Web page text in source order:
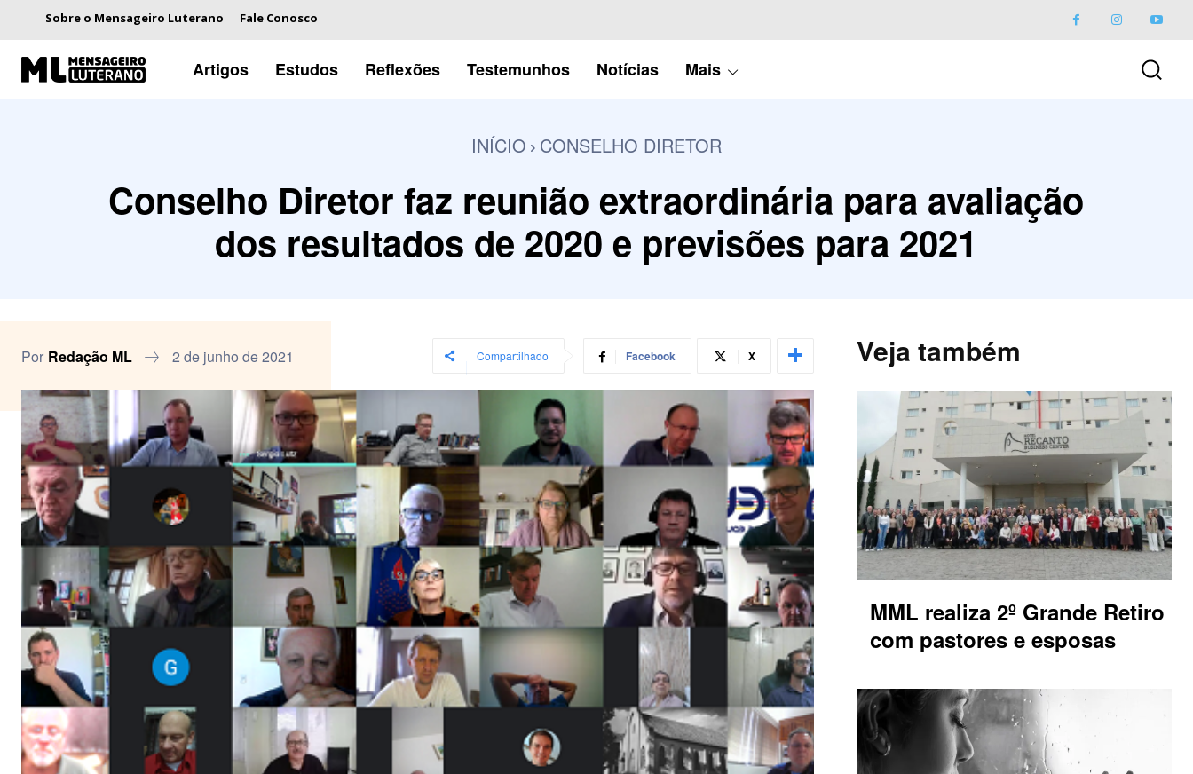
Sobre o Mensageiro Luterano Fale Conosco
Artigos Estudos Reflexões Testemunhos Notícias Mais
INÍCIO CONSELHO DIRETOR
Conselho Diretor faz reunião extraordinária para avaliação
dos resultados de 2020 e previsões para 2021
Por Redação ML 2 de junho de 2021 Compartilhado Facebook X Veja também
MML realiza 2º Grande Retiro
com pastores e esposas